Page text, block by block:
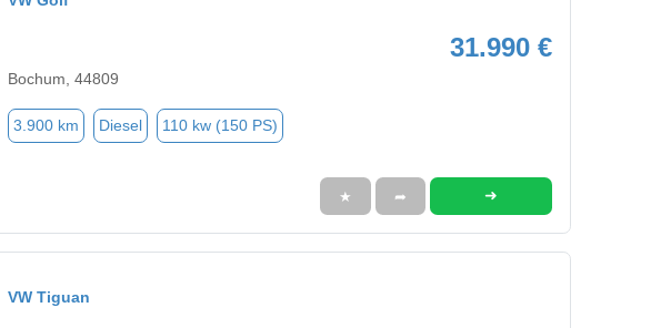
31.990 €
Bochum, 44809
3.900 km Diesel 110 kw (150 PS)
★ ➦ ➜
VW Tiguan